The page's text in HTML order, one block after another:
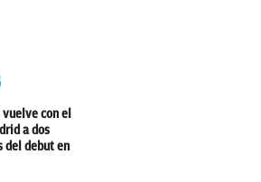
con el
a dos
del debut en